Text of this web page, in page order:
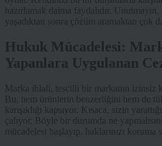
hazırlamak daima faydalıdır.
yaşadıktan sonra çözüm aramaktan çok
Hukuk Mücadelesi:
Yapanlara Uygulanan
Marka ihlali, tescilli bir markanın izinsiz
Bu, hem ürünlerin benzerliğini hem de
karışıklığı kapsıyor. Kısaca, sizin
çalıyor. Böyle bir durumda ne
mücadelesi başlayıp, haklarınızı